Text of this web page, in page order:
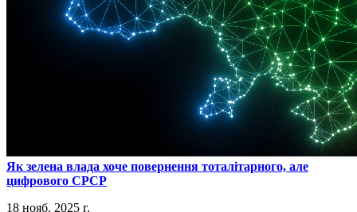
​Як зелена влада хоче повернення тоталітарного, але
цифрового СРСР
18 нояб. 2025 г.